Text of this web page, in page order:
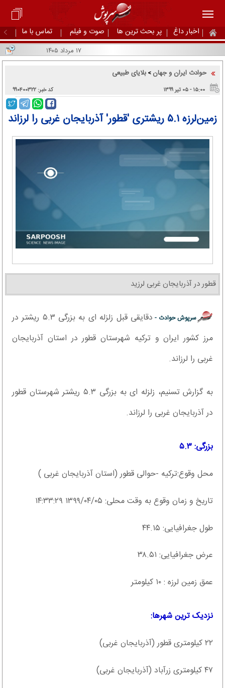
اخبار داغ پر بحث ترین ها صوت و فیلم تماس با ما
۱۷ مرداد ۱۴۰۵
حوادث ایران و جهان > بلایای طبیعی
۱۵:۰۰ - ۰۵ تير ۱۳۹۹ کد خبر: ۹۹۰۴۰۰۳۲۲
زمین‌لرزه ۵.۱ ریشتری 'قطور' آذربایجان غربی را لرزاند
قطور در آذربایجان غربی لرزید
سرپوش حوادث -
دقایقی قبل زلزله ای به بزرگی ۵.۳ ریشتر در
مرز کشور ایران و ترکیه شهرستان قطور در استان آذربایجان
غربی را لرزاند.
به گزارش تسنیم، زلزله ای به بزرگی ۵.۳ ریشتر شهرستان قطور
در آذربایجان غربی را لرزاند.
بزرگی: ۵.۳
محل وقوع:ترکیه -حوالی قطور (استان آذربایجان غربی )
تاریخ و زمان وقوع به وقت محلی: ۱۳۹۹/۰۴/۰۵ ۱۴:۳۳:۲۹
طول جغرافیایی: ۴۴.۱۵
عرض جغرافیایی: ۳۸.۵۱
عمق زمین لرزه : ۱۰ کیلومتر
نزدیک ترین شهرها:
۲۲ کیلومتری قطور (آذربایجان غربی)
۴۷ کیلومتری زرآباد (آذربایجان غربی)